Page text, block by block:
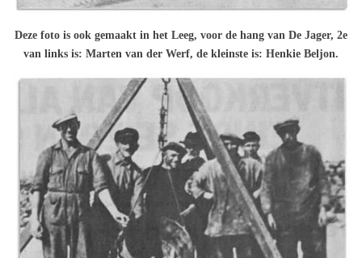
Deze foto is ook gemaakt in het Leeg, voor de hang van De Jager, 2e
van links is: Marten van der Werf, de kleinste is: Henkie Beljon.